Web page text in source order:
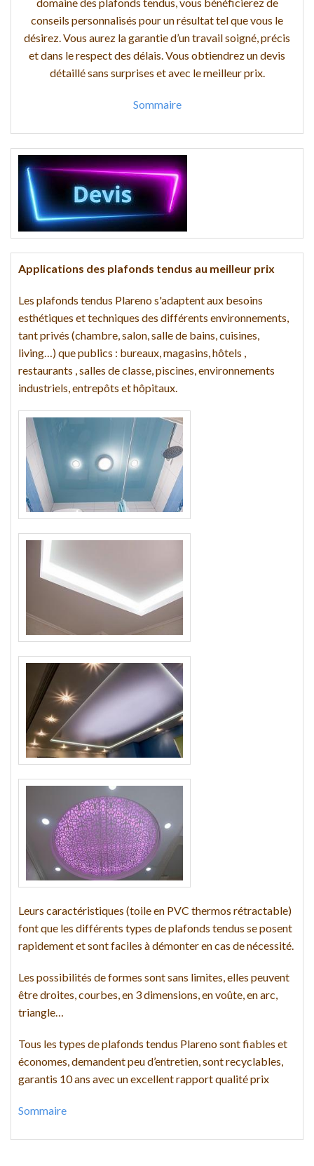
conseils personnalisés pour un résultat tel que vous le
désirez. Vous aurez la garantie d’un travail soigné, précis
et dans le respect des délais. Vous obtiendrez un devis
détaillé sans surprises et avec le meilleur prix.
Sommaire
Applications des plafonds tendus au meilleur prix
Les plafonds tendus Plareno s'adaptent aux besoins
esthétiques et techniques des différents environnements,
tant privés (chambre, salon, salle de bains, cuisines,
living…) que publics : bureaux, magasins, hôtels ,
restaurants , salles de classe, piscines, environnements
industriels, entrepôts et hôpitaux.
Leurs caractéristiques (toile en PVC thermos rétractable)
font que les différents types de plafonds tendus se posent
rapidement et sont faciles à démonter en cas de nécessité.
Les possibilités de formes sont sans limites, elles peuvent
être droites, courbes, en 3 dimensions, en voûte, en arc,
triangle…
Tous les types de plafonds tendus Plareno sont fiables et
économes, demandent peu d’entretien, sont recyclables,
garantis 10 ans avec un excellent rapport qualité prix
Sommaire